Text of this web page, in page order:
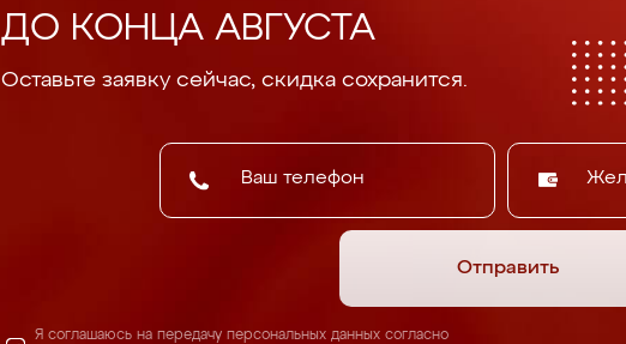
ДО КОНЦА АВГУСТА
Оставьте заявку сейчас, скидка сохранится.
Отправить
Я соглашаюсь на передачу персональных данных согласно